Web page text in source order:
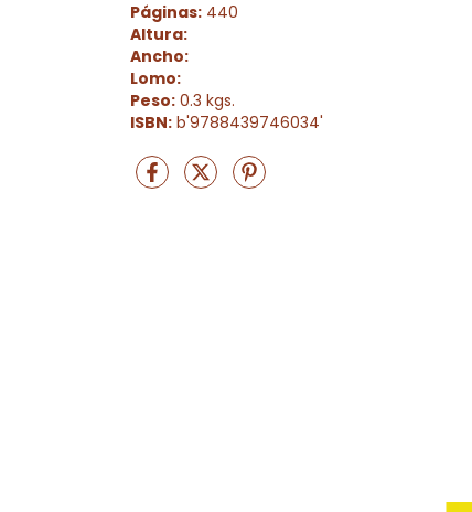
Páginas: 440
Altura:
Ancho:
Lomo:
Peso: 0.3 kgs.
ISBN: b'9788439746034'